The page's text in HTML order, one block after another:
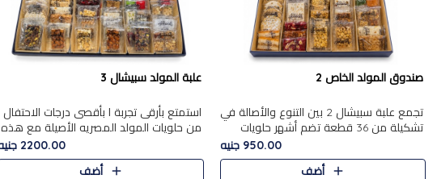
صندوق المولد الخاص 2
تجمع علبة سبيشال 2 بين التنوع والأصالة في
تشكيلة من 36 قطعة تضم أشهر حلويات
المولد الشرقية. تحتوي العلبة على الجزرية
بالفول، والجزرية بالبن..
950.00 جنيه
أضف
علبة المولد سبيشال 3
استمتع بأرقى تجربة ا بأقصى درجات الاحتفال
من حلويات المولد المصريه الأصيلة مع هذه
الفخامة مع علبة سبيشال 3 التي تضم 56
قطعة من تشكيلة استثن..
2200.00 جنيه
أضف